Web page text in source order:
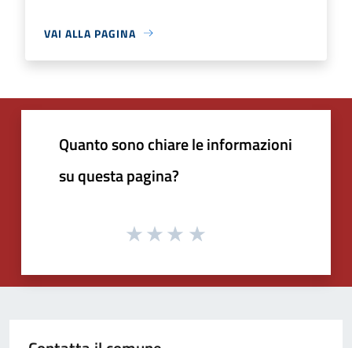
VAI ALLA PAGINA
Quanto sono chiare le informazioni
su questa pagina?